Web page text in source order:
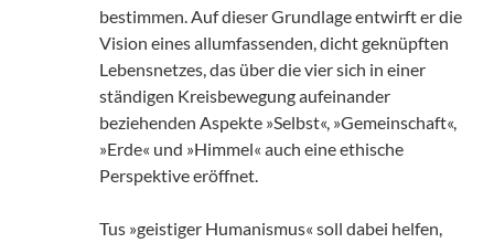
bestimmen. Auf dieser Grundlage entwirft er die
Vision eines allumfassenden, dicht geknüpften
Lebensnetzes, das über die vier sich in einer
ständigen Kreisbewegung aufeinander
beziehenden Aspekte »Selbst«, »Gemeinschaft«,
»Erde« und »Himmel« auch eine ethische
Perspektive eröffnet.
Tus »geistiger Humanismus« soll dabei helfen,